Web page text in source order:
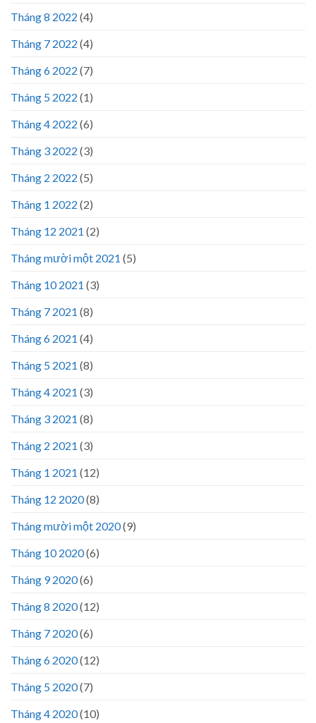
Tháng 8 2022 (4)
Tháng 7 2022 (4)
Tháng 6 2022 (7)
Tháng 5 2022 (1)
Tháng 4 2022 (6)
Tháng 3 2022 (3)
Tháng 2 2022 (5)
Tháng 1 2022 (2)
Tháng 12 2021 (2)
Tháng mười một 2021 (5)
Tháng 10 2021 (3)
Tháng 7 2021 (8)
Tháng 6 2021 (4)
Tháng 5 2021 (8)
Tháng 4 2021 (3)
Tháng 3 2021 (8)
Tháng 2 2021 (3)
Tháng 1 2021 (12)
Tháng 12 2020(8)
Tháng mười một 2020(9)
Tháng 10 2020(6)
Tháng 9 2020(6)
Tháng 8 2020(12)
Tháng 7 2020(6)
Tháng 6 2020(12)
Tháng 5 2020(7)
Tháng 4 2020(10)